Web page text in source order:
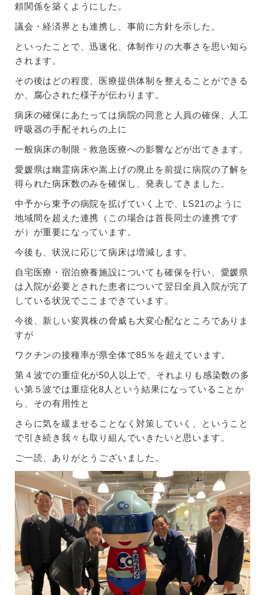
頼関係を築くようにした。
議会・経済界とも連携し、事前に方針を示した。
といったことで、迅速化、体制作りの大事さを思い知ら
されます。
その後はどの程度、医療提供体制を整えることができる
か、腐心された様子が伝わります。
病床の確保にあたっては病院の同意と人員の確保、人工
呼吸器の手配それらの上に
一般病床の制限・救急医療への影響などが出てきます。
愛媛県は幽霊病床や嵩上げの廃止を前提に病院の了解を
得られた病床数のみを確保し、発表してきました。
中予から東予の病院を拡げていく上で、LS21のように
地域間を超えた連携（この場合は首長同士の連携です
が）が重要になっています。
今後も、状況に応じて病床は増減します。
自宅医療・宿泊療養施設についても確保を行い、愛媛県
は入院が必要とされた患者について翌日全員入院が完了
している状況でここまできています。
今後、新しい変異株の脅威も大変心配なところでありま
すが
ワクチンの接種率が県全体で85％を超えています。
第４波での重症化が50人以上で、それよりも感染数の多
い第５波では重症化8人という結果になっていることか
ら、その有用性と
さらに気を緩ませることなく対策していく、ということ
で引き続き我々も取り組んでいきたいと思います。
ご一読、ありがとうございました。